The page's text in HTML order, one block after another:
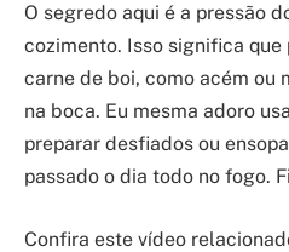
O segredo aqui é a pressão
cozimento. Isso significa
carne de boi, como acém ou
na boca. Eu mesma adoro
preparar desfiados ou
passado o dia todo no fogo.
Confira este vídeo